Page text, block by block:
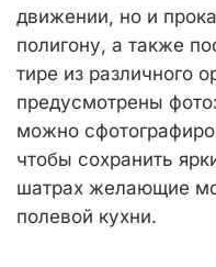
движении, но и
полигону, а также
тире из различного
предусмотрены
можно
чтобы сохранить
шатрах желающие
полевой кухни.